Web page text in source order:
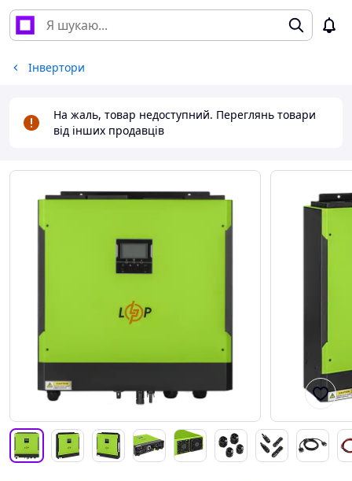
Інвертори
На жаль, товар недоступний. Переглянь товари
від інших продавців